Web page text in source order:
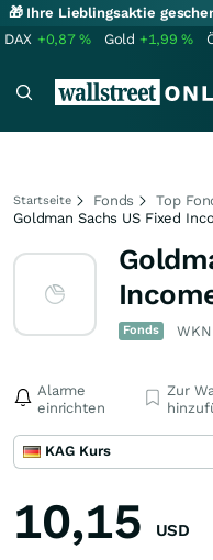
🎁 Ihre Lieblingsaktie
DAX +0,87% Gold +1,99%
Startseite Fonds
Top
Goldman Sachs US Fixed
Fonds
Alarme
einrichten
Zur
KAG Kurs
10,15 USD